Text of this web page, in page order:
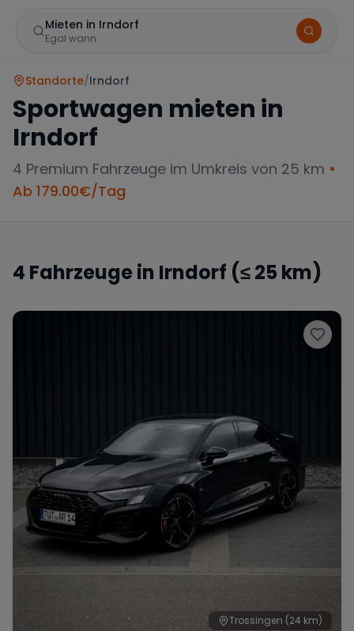
Mieten in Irndorf
Egal wann
McLaren Ford Jaguar
Chevrolet
Bentley Aston Martin
Zeitraum wählen
Standorte/Irndorf
Sportwagen mieten in
Irndorf
4 Premium Fahrzeuge im Umkreis von 25 km •
Ab 179.00€/Tag
4 Fahrzeuge in Irndorf (≤ 25 km)
Trossingen (24 km)